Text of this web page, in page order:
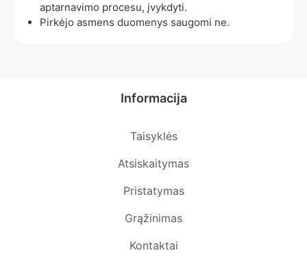
aptarnavimo procesu, įvykdyti.
Pirkėjo asmens duomenys saugomi ne.
Informacija
Taisyklės
Atsiskaitymas
Pristatymas
Grąžinimas
Kontaktai